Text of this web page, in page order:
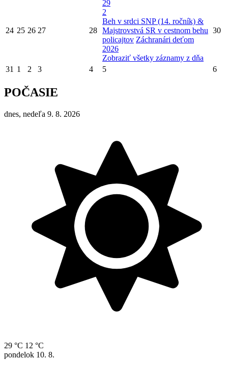
24 25 26 27 28
29
2
Beh v srdci SNP (14. ročník) &
Majstrovstvá SR v cestnom behu
policajtov Záchranári deťom
2026
Zobraziť všetky záznamy z dňa
30
31 1 2 3 4 5 6
POČASIE
dnes, nedeľa 9. 8. 2026
29 °C 12 °C
pondelok 10. 8.